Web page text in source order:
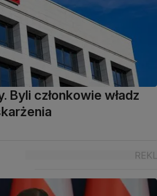
Byli członkowie władz